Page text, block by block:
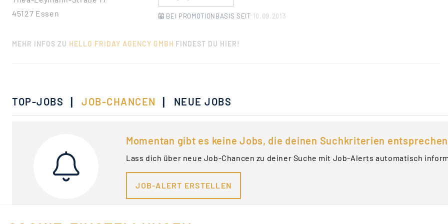
45127 Essen
BEI PROMOTIONBASIS SEIT 10.09.2013
MEHR INFOS ZU HELLO FRIDAY AGENCY GMBH FINDEST DU HIER!
TOP-JOBS | JOB-CHANCEN | NEUE JOBS
Momentan gibt es keine Jobs, die deinen Suchkriterien
Lass dich über neue Job-Chancen zu deiner Suche mit Job-Alerts automatisch
JOB-ALERT ERSTELLEN